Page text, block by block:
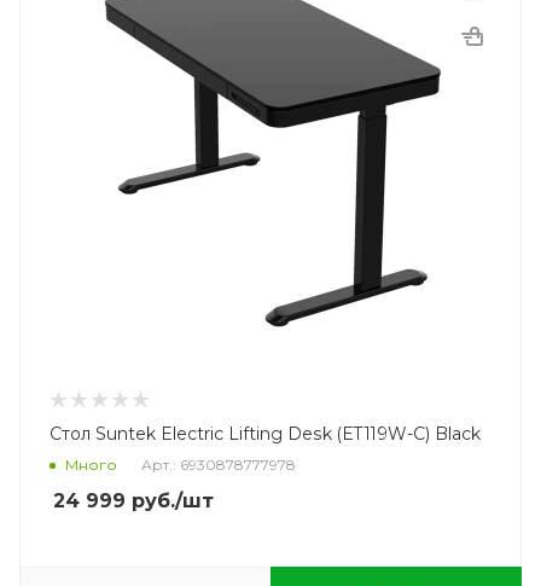
Стол Suntek Electric Lifting Desk (ET119W-C) Black
Много Арт.: 6930878777978
24 999 руб./шт